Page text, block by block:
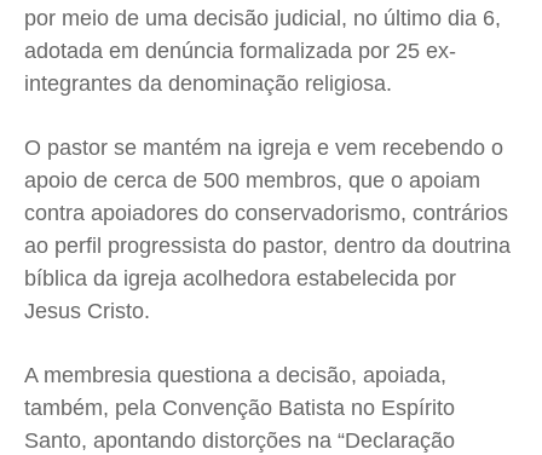
Gustavo Bastos
Jr Mignone (in memorian)
Wanda Sily
Publicidade Legal
Anuncie
Quem Somos
Expediente
Gustavo Bastos
Jr Mignone (in memorian)
Wanda Sily
Publicidade Legal
Anuncie
Quem Somos
Expediente
Gustavo Bastos
Jr Mignone (in memorian)
Wanda Sily
Publicidade Legal
Anuncie
Quem Somos
Expediente
Gustavo Bastos
Jr Mignone (in memorian)
Wanda Sily
Publicidade Legal
Anuncie
Quem Somos
Expediente
por meio de uma decisão judicial, no último dia 6,
adotada em denúncia formalizada por 25 ex-
integrantes da denominação religiosa.
O pastor se mantém na igreja e vem recebendo o
apoio de cerca de 500 membros, que o apoiam
contra apoiadores do conservadorismo, contrários
ao perfil progressista do pastor, dentro da doutrina
bíblica da igreja acolhedora estabelecida por
Jesus Cristo.
A membresia questiona a decisão, apoiada,
também, pela Convenção Batista no Espírito
Santo, apontando distorções na “Declaração